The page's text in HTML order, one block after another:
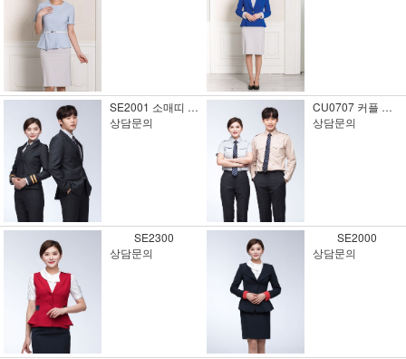
SE2001 소매띠 정장
상담문의
CU0707 커플 유니폼7
상담문의
SE2300
상담문의
SE2000
상담문의